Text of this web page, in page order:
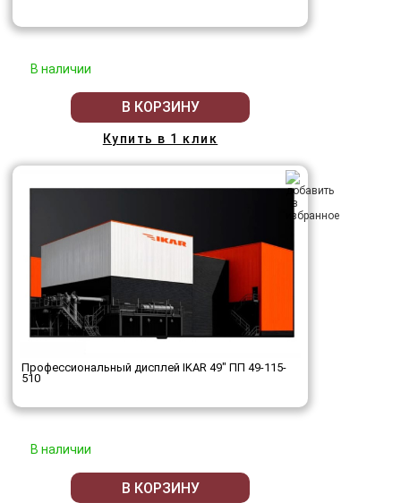
В наличии
В КОРЗИНУ
Купить в 1 клик
Профессиональный дисплей IKAR 49" ПП 49-115-
510
В наличии
В КОРЗИНУ